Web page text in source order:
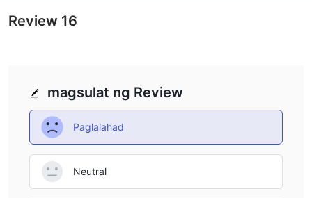
magsulat ng Review
Paglalahad
Neutral
Review 16